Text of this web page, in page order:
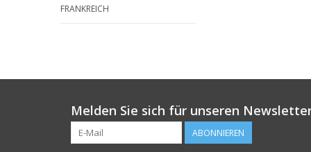
FRANKREICH
Melden Sie sich für unseren
ABONNIEREN